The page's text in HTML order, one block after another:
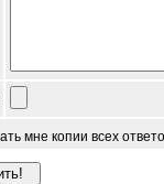
мне копии всех